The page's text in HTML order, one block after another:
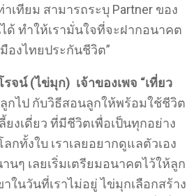
เทียม สามารถระบุ Partner ของ
ด้ ทำให้เรามั่นใจที่จะฝากอนาคต
องไทยประกันชีวิต”
จน์ (ไข่มุก) เจ้าของเพจ “เที่ยว
ลูกไป กับวิธีสอนลูกให้พร้อมใช้ชีวิต
งเดี่ยว ที่มีชีวิตเพื่อเป็นทุกอย่าง
กทั้งใบ เราเลยอยากดูแลตัวเอง
นๆ เลยเริ่มเตรียมอนาคตไว้ให้ลูก
ในวันที่เราไม่อยู่ ไข่มุกเลือกสร้าง